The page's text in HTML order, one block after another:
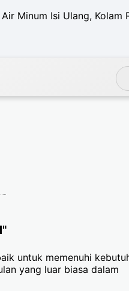
Minum Isi Ulang, Kolam
untuk memenuhi
yang luar biasa dalam